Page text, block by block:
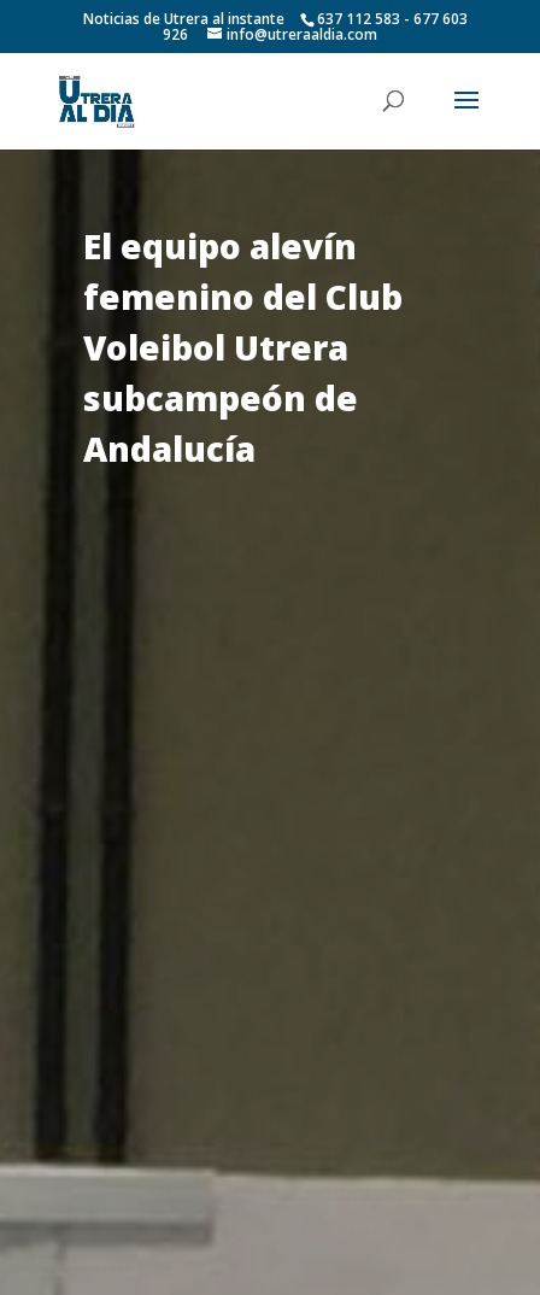
Noticias de Utrera al instante 637 112 583 - 677 603
926 info@utreraaldia.com
El equipo alevín
femenino del Club
Voleibol Utrera
subcampeón de
Andalucía